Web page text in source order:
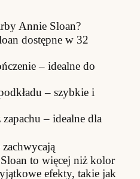
Annie Sloan?
dostępne w 32
– idealne do
– szybkie i
– idealne dla
to więcej niż kolor
efekty, takie jak